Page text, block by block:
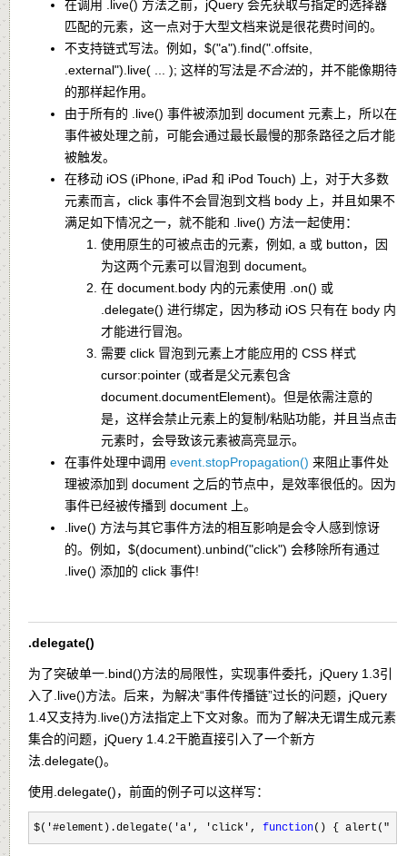
在调用 .live() 方法之前，jQuery 会先获取与指定的选择器
匹配的元素，这一点对于大型文档来说是很花费时间的。
不支持链式写法。例如， $("a").find(".offsite,
.external").live( ... ); 这样的写法是不合法的，并不能像期待
的那样起作用。
由于所有的
.live() 事件被添加到 document 元素上，所以在
事件被处理之前，可能会通过最长最慢的那条路径之后才能
被触发。
在移动 iOS (iPhone, iPad 和 iPod Touch) 上，对于大多数
元素而言， click 事件不会冒泡到文档 body 上，并且如果不
满足如下情况之一，就不能和
.live() 方法一起使用：
使用原生的可被点击的元素，例如, a 或 button，因
为这两个元素可以冒泡到 document。
在 document.body 内的元素使用 .on() 或
.delegate() 进行绑定，因为移动 iOS 只有在 body 内
才能进行冒泡。
需要 click 冒泡到元素上才能应用的 CSS 样式
cursor:pointer (或者是父元素包含
document.documentElement)。但是依需注意的
是，这样会禁止元素上的复制/粘贴功能，并且当点击
元素时，会导致该元素被高亮显示。
在事件处理中调用 event.stopPropagation() 来阻止事件处
理被添加到 document 之后的节点中，是效率很低的。因为
事件已经被传播到 document 上。
.live() 方法与其它事件方法的相互影响是会令人感到惊讶
的。例如， $(document).unbind("click") 会移除所有通过
.live() 添加的 click 事件!
.delegate()
为了突破单一.bind()方法的局限性，实现事件委托，jQuery 1.3引
入了.live()方法。后来，为解决“事件传播链”过长的问题，jQuery
1.4又支持为.live()方法指定上下文对象。而为了解决无谓生成元素
集合的问题，jQuery 1.4.2干脆直接引入了一个新方
法.delegate()。
使用.delegate()，前面的例子可以这样写：
$('#element).delegate('a', 'click', function() {